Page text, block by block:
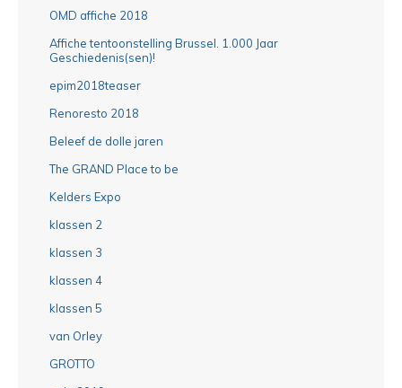
OMD affiche 2018
Affiche tentoonstelling Brussel. 1.000 Jaar
Geschiedenis(sen)!
epim2018teaser
Renoresto 2018
Beleef de dolle jaren
The GRAND Place to be
Kelders Expo
klassen 2
klassen 3
klassen 4
klassen 5
van Orley
GROTTO